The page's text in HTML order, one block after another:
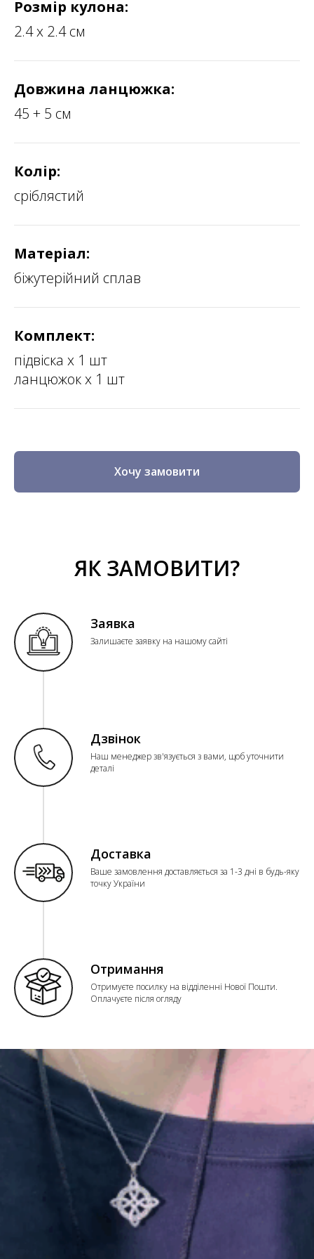
Розмір кулона:
2.4 х 2.4 см
Довжина ланцюжка:
45 + 5 см
Колір:
сріблястий
Матеріал:
біжутерійний сплав
Комплект:
підвіска х 1 шт
ланцюжок х 1 шт
Хочу замовити
ЯК ЗАМОВИТИ?
Заявка
Залишаєте заявку на нашому сайті
Дзвінок
Наш менеджер зв'язується з вами, щоб уточнити
деталі
Доставка
Ваше замовлення доставляється за 1-3 дні в будь-яку
точку України
Отримання
Отримуєте посилку на відділенні Нової Пошти.
Оплачуєте після огляду